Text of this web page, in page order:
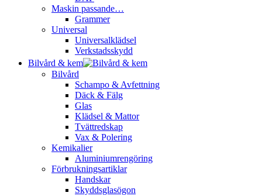
Maskin passande…
Grammer
Universal
Universalklädsel
Verkstadsskydd
Bilvård & kem
Bilvård
Schampo & Avfettning
Däck & Fälg
Glas
Klädsel & Mattor
Tvättredskap
Vax & Polering
Kemikalier
Aluminiumrengöring
Förbrukningsartiklar
Handskar
Skyddsglasögon